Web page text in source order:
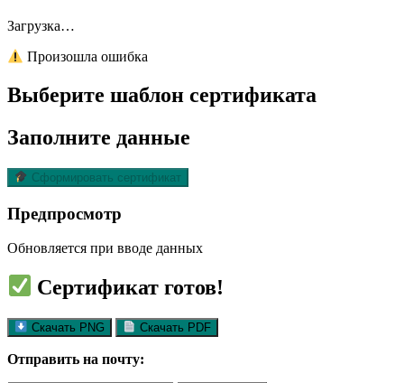
Загрузка…
Произошла ошибка
Выберите шаблон сертификата
Заполните данные
Сформировать сертификат
Предпросмотр
Обновляется при вводе данных
Сертификат готов!
Скачать PNG Скачать PDF
Отправить на почту: